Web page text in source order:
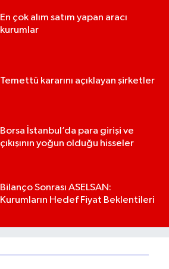
En çok alım satım yapan aracı
kurumlar
Temettü kararını açıklayan şirketler
Borsa İstanbul’da para girişi ve
çıkışının yoğun olduğu hisseler
Bilanço Sonrası ASELSAN:
Kurumların Hedef Fiyat Beklentileri